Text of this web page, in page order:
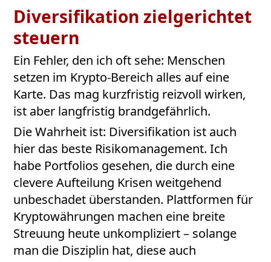
Diversifikation zielgerichtet
steuern
Ein Fehler, den ich oft sehe: Menschen
setzen im Krypto-Bereich alles auf eine
Karte. Das mag kurzfristig reizvoll wirken,
ist aber langfristig brandgefährlich.
Die Wahrheit ist: Diversifikation ist auch
hier das beste Risikomanagement. Ich
habe Portfolios gesehen, die durch eine
clevere Aufteilung Krisen weitgehend
unbeschadet überstanden. Plattformen für
Kryptowährungen machen eine breite
Streuung heute unkompliziert – solange
man die Disziplin hat, diese auch